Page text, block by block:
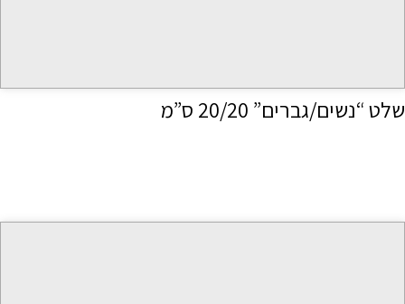
שלט “נשים/גברים” 20/20 ס”מ